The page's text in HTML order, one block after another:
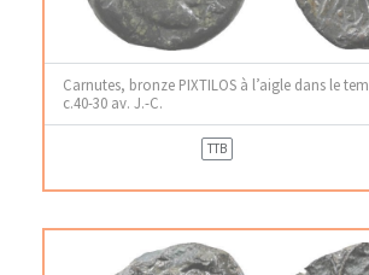
Carnutes, bronze PIXTILOS à l’aigle dans le
c.40-30 av. J.-C.
TTB